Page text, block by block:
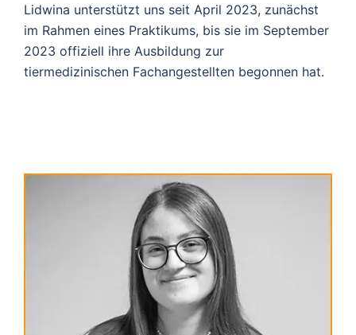
Lidwina unterstützt uns seit April 2023, zunächst
im Rahmen eines Praktikums, bis sie im September
2023 offiziell ihre Ausbildung zur
tiermedizinischen Fachangestellten begonnen hat.